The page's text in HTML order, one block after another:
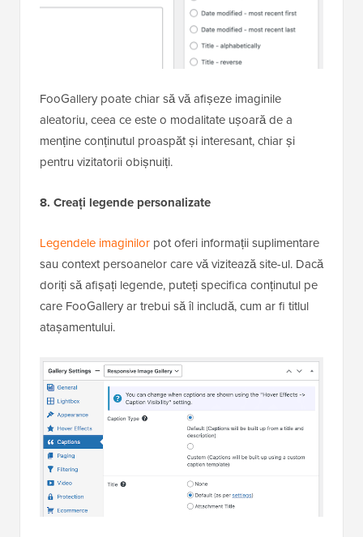
FooGallery poate chiar să vă afișeze imaginile
aleatoriu, ceea ce este o modalitate ușoară de a
menține conținutul proaspăt și interesant, chiar și
pentru vizitatorii obișnuiți.
8. Creați legende personalizate
Legendele imaginilor pot oferi informații suplimentare
sau context persoanelor care vă vizitează site-ul. Dacă
doriți să afișați legende, puteți specifica conținutul pe
care FooGallery ar trebui să îl includă, cum ar fi titlul
atașamentului.